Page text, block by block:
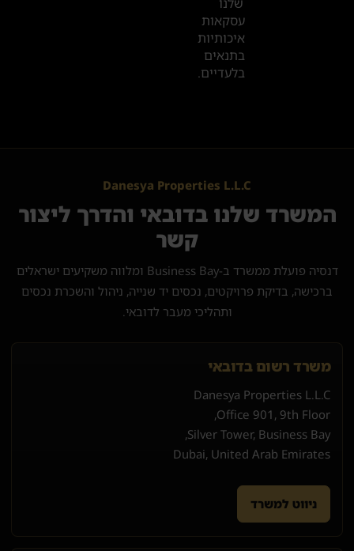
עסקאות
איכותיות
בתנאים
בלעדיים.
Danesya Properties L.L.C
המשרד שלנו בדובאי והדרך ליצור
קשר
דנסיה פועלת ממשרד ב-Business Bay ומלווה משקיעים ישראלים
ברכישה, בדיקת פרויקטים, נכסים יד שנייה, ניהול והשכרת נכסים
ותהליכי מעבר לדובאי.
משרד רשום בדובאי
Danesya Properties L.L.C
Office 901, 9th Floor,
Silver Tower, Business Bay,
Dubai, United Arab Emirates
ניווט למשרד